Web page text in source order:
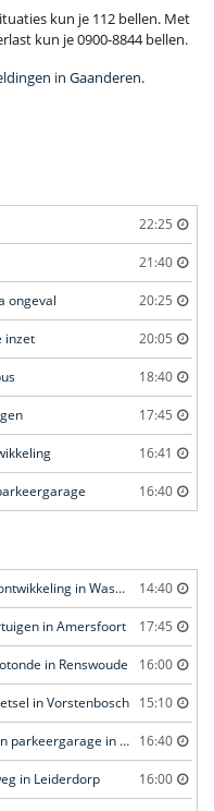
kun je 112 bellen. Met
kun je 0900-8844 bellen.
in Gaanderen.
22:25
21:40
ongeval 20:25
inzet 20:05
18:40
17:45
16:41
16:40
Brand in duinen zorgt voor grote rookontwikkeling in Wassenaar 14:40
in Amersfoort 17:45
in Renswoude 16:00
in Vorstenbosch 15:10
Pand ontruimd na melding van brand in parkeergarage in Leeuwarden 16:40
in Leiderdorp 16:00